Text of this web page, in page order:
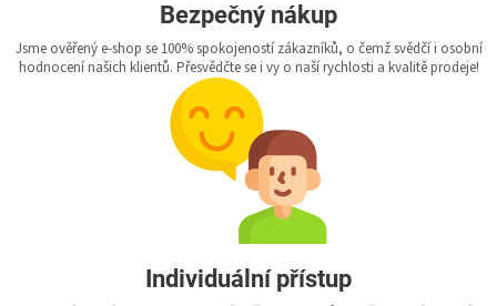
Bezpečný nákup
Jsme ověřený e-shop se 100% spokojeností zákazníků, o čemž svědčí i osobní
hodnocení našich klientů. Přesvědčte se i vy o naší rychlosti a kvalitě prodeje!
Individuální přístup